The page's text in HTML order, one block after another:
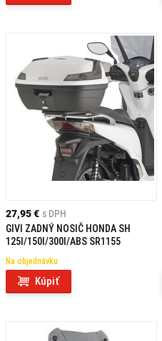
27,95 € s DPH
GIVI ZADNÝ NOSIČ HONDA SH
125I/150I/300I/ABS SR1155
Na objednávku
Kúpiť